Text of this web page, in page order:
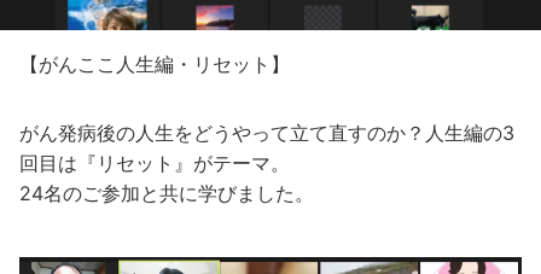
【がんここ人生編・リセット】
がん発病後の人生をどうやって立て直すのか？人生編の3
回目は『リセット』がテーマ。
24名のご参加と共に学びました。